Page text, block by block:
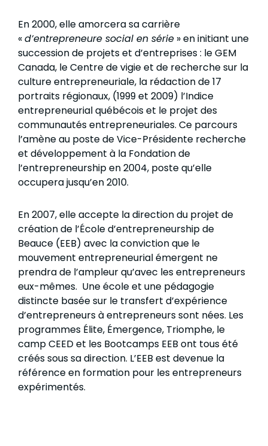
En 2000, elle amorcera sa carrière
«d’entrepreneure social en série » en initiant une
succession de projets et d’entreprises : le GEM
Canada, le Centre de vigie et de recherche sur la
culture entrepreneuriale, la rédaction de 17
portraits régionaux, (1999 et 2009) l’Indice
entrepreneurial québécois et le projet des
communautés entrepreneuriales. Ce parcours
l’amène au poste de Vice-Présidente recherche
et développement à la Fondation de
l’entrepreneurship en 2004, poste qu’elle
occupera jusqu’en 2010.
En 2007, elle accepte la direction du projet de
création de l’École d’entrepreneurship de
Beauce (EEB) avec la conviction que le
mouvement entrepreneurial émergent ne
prendra de l’ampleur qu’avec les entrepreneurs
eux-mêmes. Une école et une pédagogie
distincte basée sur le transfert d’expérience
d’entrepreneurs à entrepreneurs sont nées. Les
programmes Élite, Émergence, Triomphe, le
camp CEED et les Bootcamps EEB ont tous été
créés sous sa direction. L’EEB est devenue la
référence en formation pour les entrepreneurs
expérimentés.